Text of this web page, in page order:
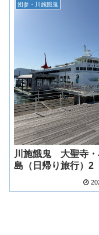
団参・川施餓鬼
川施餓鬼 大聖寺・
島（日帰り旅行）2